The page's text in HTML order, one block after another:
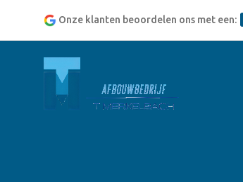
Onze klanten beoordelen ons met een: